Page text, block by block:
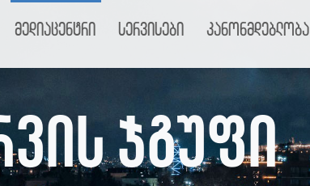
მედიაცენტრი სერვისები კანონმდებლობა
ჯგუფი